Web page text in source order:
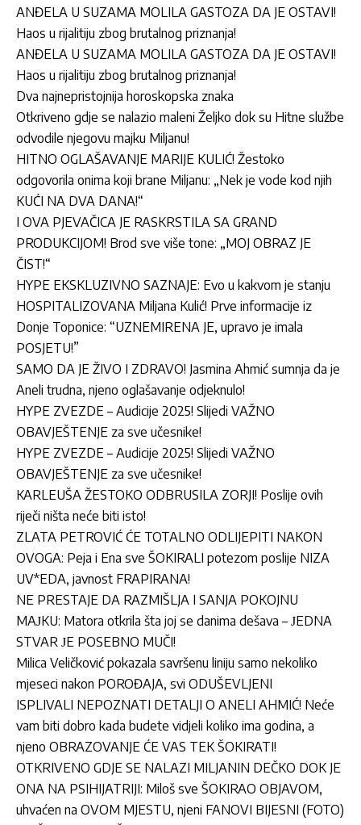
ANĐELA U SUZAMA MOLILA GASTOZA DA JE OSTAVI!
Haos u rijalitiju zbog brutalnog priznanja!
ANĐELA U SUZAMA MOLILA GASTOZA DA JE OSTAVI!
Haos u rijalitiju zbog brutalnog priznanja!
Dva najnepristojnija horoskopska znaka
Otkriveno gdje se nalazio maleni Željko dok su Hitne službe
odvodile njegovu majku Miljanu!
HITNO OGLAŠAVANJE MARIJE KULIĆ! Žestoko
odgovorila onima koji brane Miljanu: „Nek je vode kod njih
KUĆI NA DVA DANA!“
I OVA PJEVAČICA JE RASKRSTILA SA GRAND
PRODUKCIJOM! Brod sve više tone: „MOJ OBRAZ JE
ČIST!“
HYPE EKSKLUZIVNO SAZNAJE: Evo u kakvom je stanju
HOSPITALIZOVANA Miljana Kulić! Prve informacije iz
Donje Toponice: “UZNEMIRENA JE, upravo je imala
POSJETU!”
SAMO DA JE ŽIVO I ZDRAVO! Jasmina Ahmić sumnja da je
Aneli trudna, njeno oglašavanje odjeknulo!
HYPE ZVEZDE – Audicije 2025! Slijedi VAŽNO
OBAVJEŠTENJE za sve učesnike!
HYPE ZVEZDE – Audicije 2025! Slijedi VAŽNO
OBAVJEŠTENJE za sve učesnike!
KARLEUŠA ŽESTOKO ODBRUSILA ZORJI! Poslije ovih
riječi ništa neće biti isto!
ZLATA PETROVIĆ ĆE TOTALNO ODLIJEPITI NAKON
OVOGA: Peja i Ena sve ŠOKIRALI potezom poslije NIZA
UV*EDA, javnost FRAPIRANA!
NE PRESTAJE DA RAZMIŠLJA I SANJA POKOJNU
MAЈKU: Matora otkrila šta joj se danima dešava – ЈEDNA
STVAR ЈE POSEBNO MUČI!
Milica Veličković pokazala savršenu liniju samo nekoliko
mjeseci nakon POROĐAJA, svi ODUŠEVLJENI
ISPLIVALI NEPOZNATI DETALJI O ANELI AHMIĆ! Neće
vam biti dobro kada budete vidjeli koliko ima godina, a
njeno OBRAZOVANJE ĆE VAS TEK ŠOKIRATI!
OTKRIVENO GDJE SE NALAZI MILJANIN DEČKO DOK JE
ONA NA PSIHIJATRIJI: Miloš sve ŠOKIRAO OBJAVOM,
uhvaćen na OVOM MJESTU, njeni FANOVI BIJESNI (FOTO)